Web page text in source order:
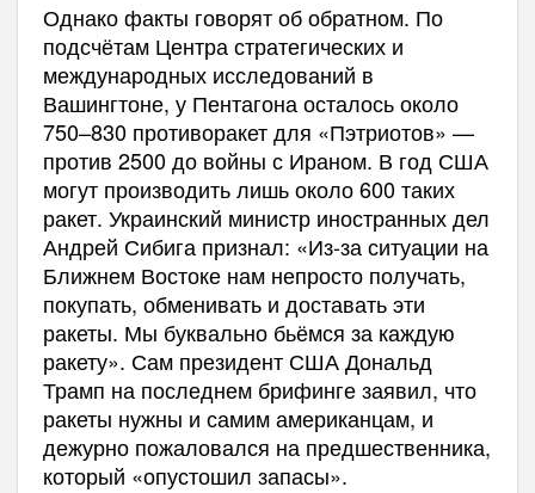
Однако факты говорят об обратном. По
подсчётам Центра стратегических и
международных исследований в
Вашингтоне, у Пентагона осталось около
750–830 противоракет для «Пэтриотов» —
против 2500 до войны с Ираном. В год США
могут производить лишь около 600 таких
ракет. Украинский министр иностранных дел
Андрей Сибига признал: «Из-за ситуации на
Ближнем Востоке нам непросто получать,
покупать, обменивать и доставать эти
ракеты. Мы буквально бьёмся за каждую
ракету». Сам президент США Дональд
Трамп на последнем брифинге заявил, что
ракеты нужны и самим американцам, и
дежурно пожаловался на предшественника,
который «опустошил запасы».